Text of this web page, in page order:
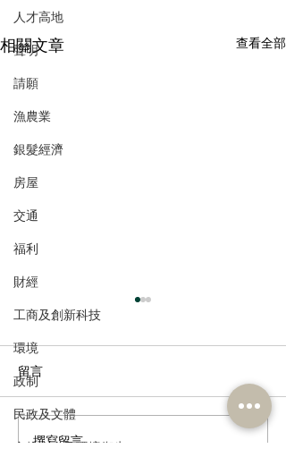
人才高地
聲明
請願
漁農業
銀髮經濟
房屋
交通
福利
財經
工商及創新科技
環境
政制
民政及文體
食物安全及環境衛生
相關文章 查看全部
社區券涉騙案植潔鈴促全
留言
撰寫留言......